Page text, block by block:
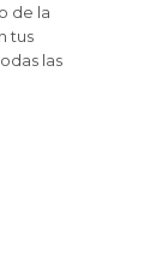
de la
tus
las